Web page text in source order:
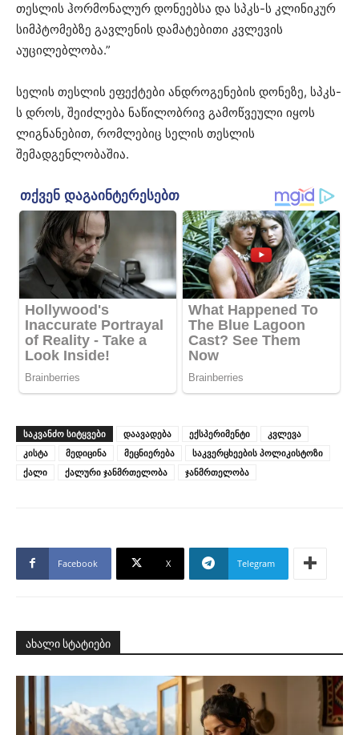
თესლის ჰორმონალურ დონეებსა და სპკს-ს კლინიკურ
სიმპტომებზე გავლენის დამატებითი კვლევის
აუცილებლობა.”
სელის თესლის ეფექტები ანდროგენების დონეზე, სპკს-
ს დროს, შეიძლება ნაწილობრივ გამოწვეული იყოს
ლიგნანებით, რომლებიც სელის თესლის
შემადგენლობაშია.
ᲡᲐᲙᲕᲐᲜᲫᲝ ᲡᲘᲢᲧᲕᲔᲑᲘ დაავადება ექსპერიმენტი
კვლევა
კისტა
მედიცინა მეცნიერება
საკვერცხეების პოლიკისტოზი
ქალი
ქალური ჯანმრთელობა ჯანმრთელობა
Facebook X Telegram
ახალი სტატიები